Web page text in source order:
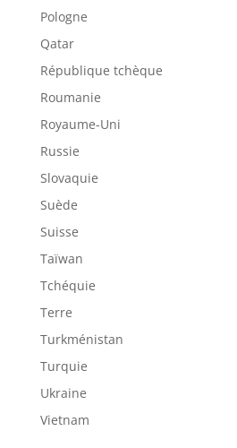
Pologne
Qatar
République tchèque
Roumanie
Royaume-Uni
Russie
Slovaquie
Suède
Suisse
Taïwan
Tchéquie
Terre
Turkménistan
Turquie
Ukraine
Vietnam